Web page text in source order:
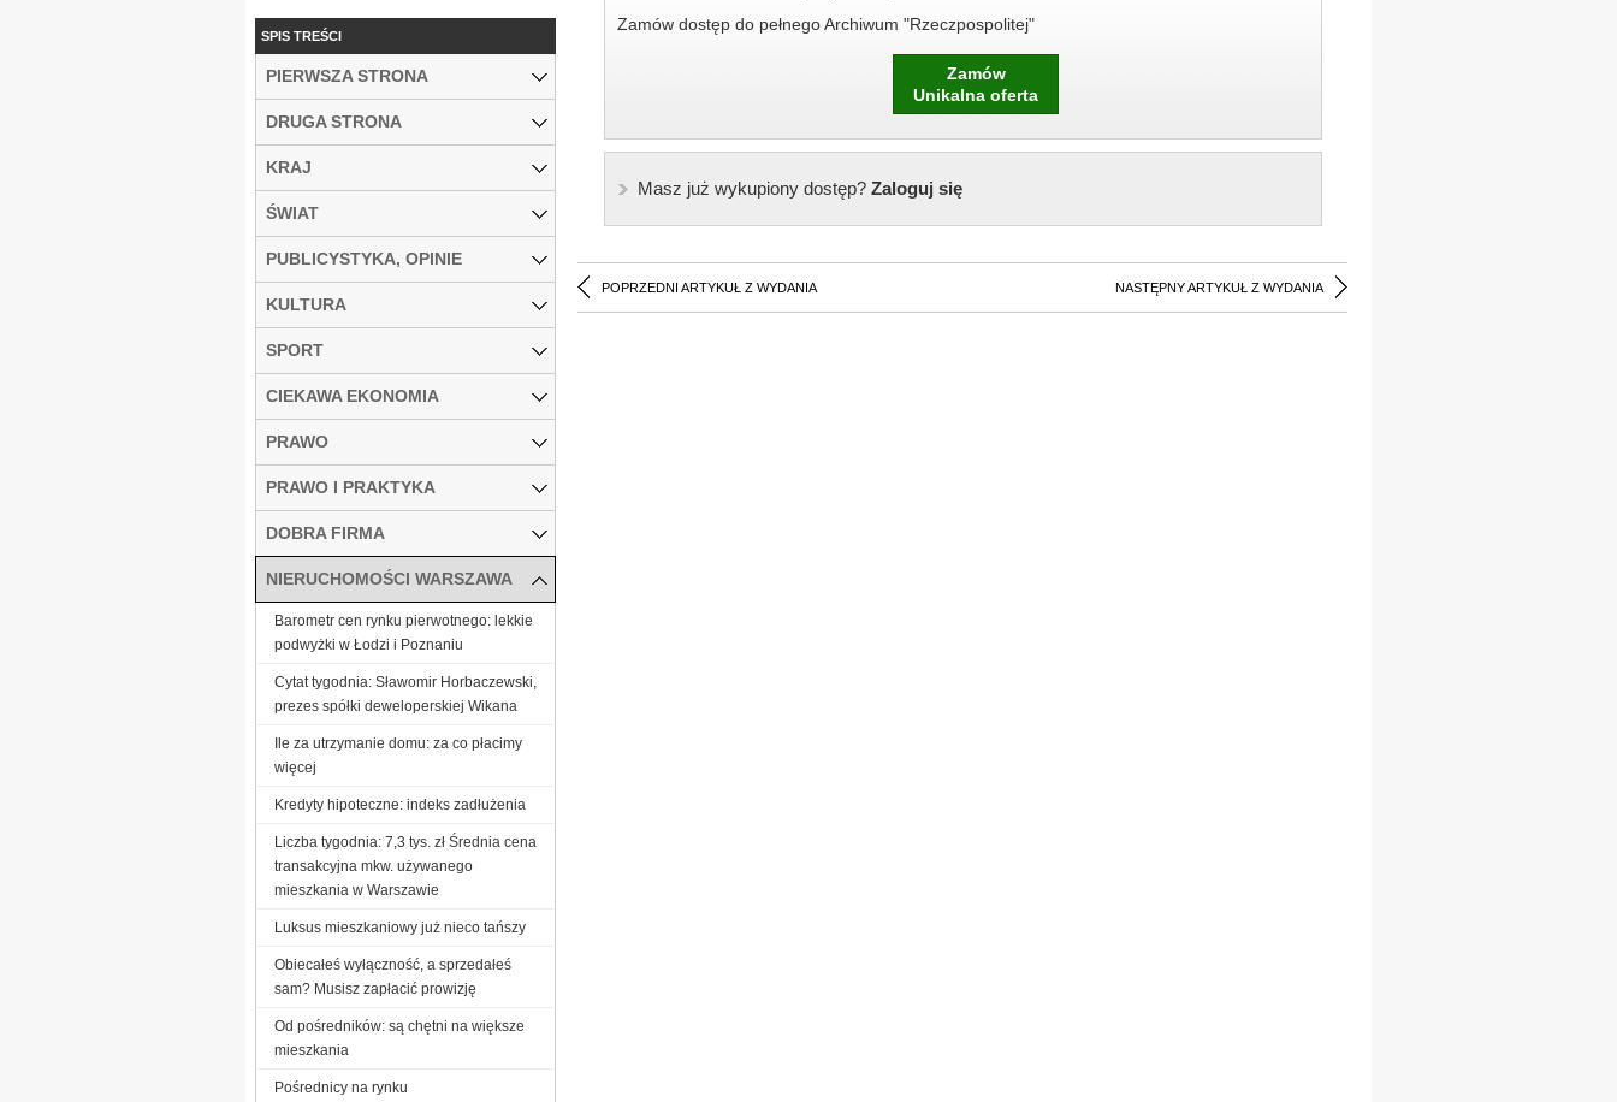
Zamów dostęp do pełnego Archiwum "Rzeczpospolitej"
Zamów
Unikalna oferta
Masz już wykupiony dostęp?Zaloguj się
POPRZEDNI ARTYKUŁ Z WYDANIA NASTĘPNY ARTYKUŁ Z WYDANIA
SPIS TREŚCI
PIERWSZA STRONA
DRUGA STRONA
KRAJ
ŚWIAT
PUBLICYSTYKA, OPINIE
KULTURA
SPORT
CIEKAWA EKONOMIA
PRAWO
PRAWO I PRAKTYKA
DOBRA FIRMA
NIERUCHOMOŚCI WARSZAWA
Barometr cen rynku pierwotnego: lekkie
podwyżki w Łodzi i Poznaniu
Cytat tygodnia: Sławomir Horbaczewski,
prezes spółki deweloperskiej Wikana
Ile za utrzymanie domu: za co płacimy
więcej
Kredyty hipoteczne: indeks zadłużenia
Liczba tygodnia: 7,3 tys. zł Średnia cena
transakcyjna mkw. używanego
mieszkania w Warszawie
Luksus mieszkaniowy już nieco tańszy
Obiecałeś wyłączność, a sprzedałeś
sam? Musisz zapłacić prowizję
Od pośredników: są chętni na większe
mieszkania
Pośrednicy na rynku